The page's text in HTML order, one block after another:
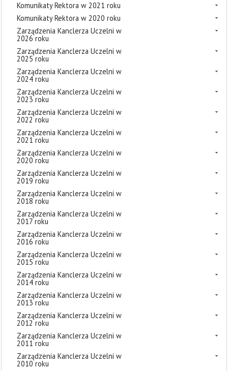
Komunikaty Rektora w 2021 roku
Komunikaty Rektora w 2020 roku
Zarządzenia Kanclerza Uczelni w
2026 roku
Zarządzenia Kanclerza Uczelni w
2025 roku
Zarządzenia Kanclerza Uczelni w
2024 roku
Zarządzenia Kanclerza Uczelni w
2023 roku
Zarządzenia Kanclerza Uczelni w
2022 roku
Zarządzenia Kanclerza Uczelni w
2021 roku
Zarządzenia Kanclerza Uczelni w
2020 roku
Zarządzenia Kanclerza Uczelni w
2019 roku
Zarządzenia Kanclerza Uczelni w
2018 roku
Zarządzenia Kanclerza Uczelni w
2017 roku
Zarządzenia Kanclerza Uczelni w
2016 roku
Zarządzenia Kanclerza Uczelni w
2015 roku
Zarządzenia Kanclerza Uczelni w
2014 roku
Zarządzenia Kanclerza Uczelni w
2013 roku
Zarządzenia Kanclerza Uczelni w
2012 roku
Zarządzenia Kanclerza Uczelni w
2011 roku
Zarządzenia Kanclerza Uczelni w
2010 roku